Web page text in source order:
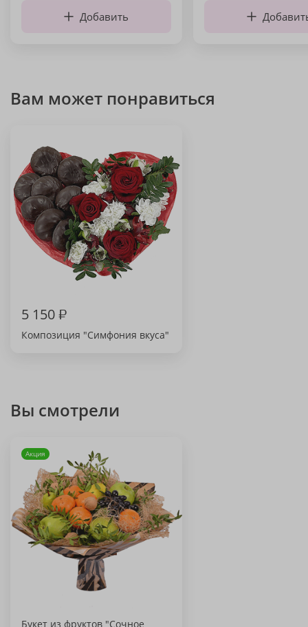
Добавить
Вам может понравиться
5 150₽
Композиция "Симфония вкуса"
Вы смотрели
Акция
Букет из фруктов "Сочное